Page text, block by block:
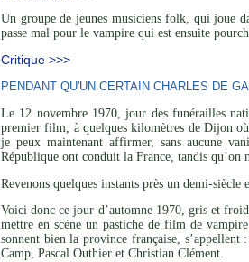
Un groupe de jeunes musiciens folk, qui joue
passe mal pour le vampire qui est ensuite
Critique >>>
PENDANT QU'UN CERTAIN CHARLES DE
Le 12 novembre 1970, jour des funérailles
premier film, à quelques kilomètres de Dijon
je peux maintenant affirmer, sans aucune
République ont conduit la France, tandis
Revenons quelques instants près un demi-siècle
Voici donc ce jour d’automne 1970, gris et
mettre en scène un pastiche de film de
sonnent bien la province française,
Camp, Pascal Outhier et Christian Clément.